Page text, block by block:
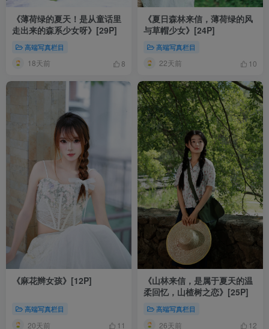
《薄荷绿的夏天！是从童话里
走出来的森系少女呀》[29P]
高端写真栏目
18天前 8
《夏日森林来信，薄荷绿的风
与草帽少女》[24P]
高端写真栏目
22天前 10
《麻花辫女孩》[12P]
高端写真栏目
20天前 11
《山林来信，是属于夏天的温
柔回忆，山楂树之恋》[25P]
高端写真栏目
26天前 12